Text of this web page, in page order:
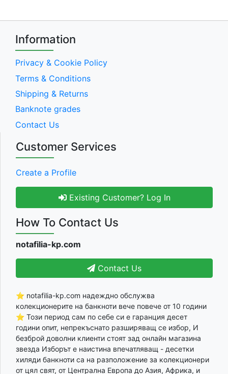
Information
Privacy & Cookie Policy
Terms & Conditions
Shipping & Returns
Banknote grades
Contact Us
Customer Services
Create a Profile
Existing Customer? Log In
How To Contact Us
notafilia-kp.com
Contact Us
⭐ notafilia-kp.com надеждно обслужва
колекционерите на банкноти вече повече от 10 години
⭐ Този период сам по себе си е гаранция десет
години опит, непрекъснато разширяващ се избор, И
безброй доволни клиенти стоят зад онлайн магазина
звезда Изборът е наистина впечатляващ - десетки
хиляди банкноти са на разположение за колекционери
от цял свят, от Централна Европа до Азия, Африка, и